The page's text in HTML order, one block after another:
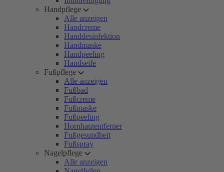
Handpflege
Alle anzeigen
Handcreme
Handdesinfektion
Handmaske
Handpeeling
Handseife
Fußpflege
Alle anzeigen
Fußbad
Fußcreme
Fußmaske
Fußpeeling
Hornhautentferner
Fußgesundheit
Fußspray
Nagelpflege
Alle anzeigen